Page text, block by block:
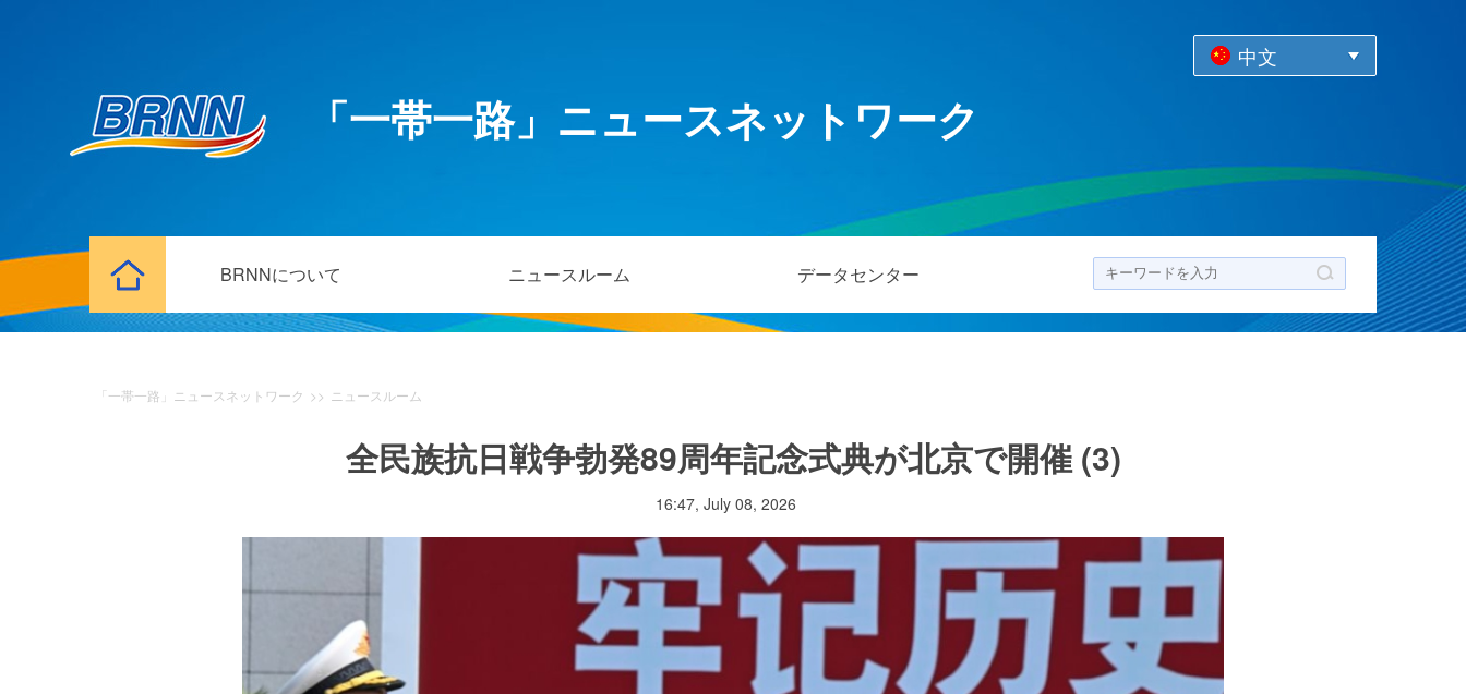
中文
「一帯一路」ニュースネットワーク
BRNNについて ニュースルーム データセンター
「一帯一路」ニュースネットワーク >> ニュースルーム
全民族抗日戦争勃発89周年記念式典が北京で開催 (3)
16:47, July 08, 2026